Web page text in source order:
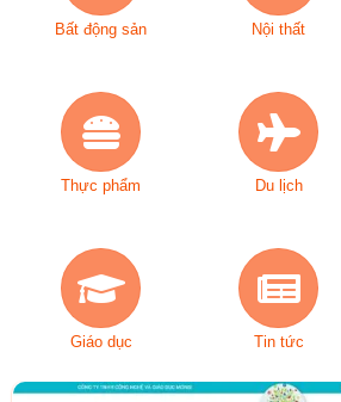
Bất động sản Nội thất
Thực phẩm Du lịch
Giáo dục Tin tức